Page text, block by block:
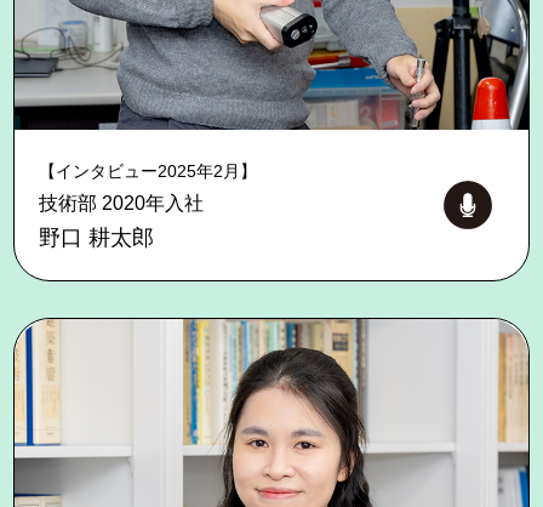
【インタビュー2025年2月】
技術部 2020年入社
野口 耕太郎